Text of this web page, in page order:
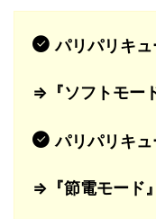
パリパリキュ
⇒『ソフトモー
パリパリキ
⇒『節電モード』